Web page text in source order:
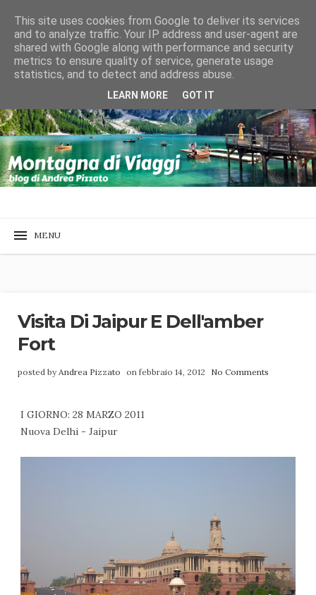
Visita Di Jaipur E Dell'amber
Fort
posted by Andrea Pizzato on febbraio 14, 2012 No Comments
I GIORNO: 28 MARZO 2011
Nuova Delhi - Jaipur
This site uses cookies from Google to deliver its services
and to analyze traffic. Your IP address and user-agent are
shared with Google along with performance and security
metrics to ensure quality of service, generate usage
statistics, and to detect and address abuse.
LEARN MORE GOT IT